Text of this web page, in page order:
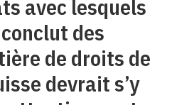
avec lesquels
des
de droits de
devrait s’y